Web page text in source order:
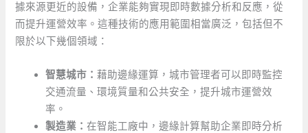
據來源更近的設備，企業能夠實現即時數據分析和反應，從
而提升運營效率。這種技術的應用範圍相當廣泛，包括但不
限於以下幾個領域：
智慧城市：藉助邊緣運算，城市管理者可以即時監控
交通流量、環境質量和公共安全，提升城市運營效
率。
製造業：在智能工廠中，邊緣計算幫助企業即時分析